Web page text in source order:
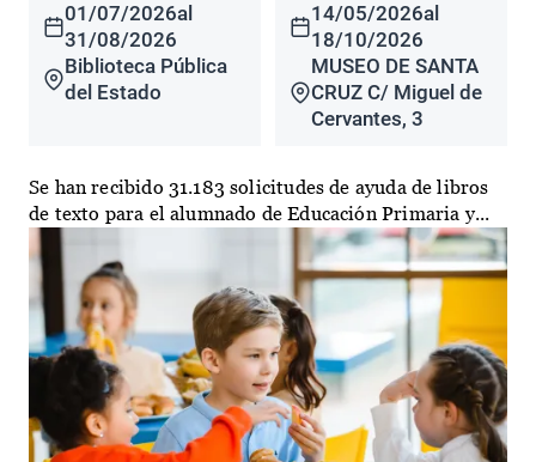
01/07/2026al
31/08/2026
Biblioteca Pública
del Estado
14/05/2026al
18/10/2026
MUSEO DE SANTA
CRUZ C/ Miguel de
Cervantes, 3
Se han recibido 31.183 solicitudes de ayuda de libros
de texto para el alumnado de Educación Primaria y...